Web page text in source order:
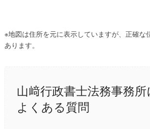
※地図は住所を元に表示していますが、正確な
あります。
山﨑行政書士法務事務
よくある質問